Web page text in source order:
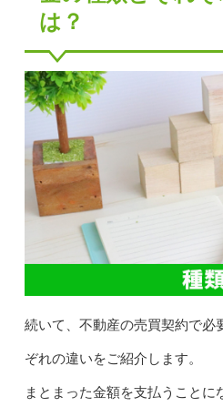
は？
続いて、不動産の売買契約で必
ぞれの違いをご紹介します。
まとまった金額を支払うこと